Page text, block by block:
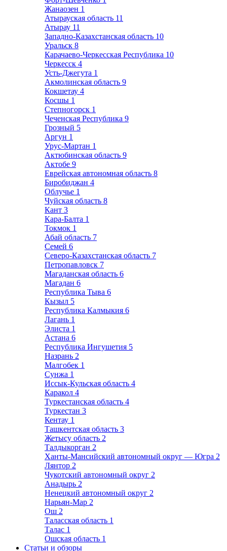
Жанаозен 1
Атырауская область 11
Атырау 11
Западно-Казахстанская область 10
Уральск 8
Карачаево-Черкесская Республика 10
Черкесск 4
Усть-Джегута 1
Акмолинская область 9
Кокшетау 4
Косшы 1
Степногорск 1
Чеченская Республика 9
Грозный 5
Аргун 1
Урус-Мартан 1
Актюбинская область 9
Актобе 9
Еврейская автономная область 8
Биробиджан 4
Облучье 1
Чуйская область 8
Кант 3
Кара-Балта 1
Токмок 1
Абай область 7
Семей 6
Северо-Казахстанская область 7
Петропавловск 7
Магаданская область 6
Магадан 6
Республика Тыва 6
Кызыл 5
Республика Калмыкия 6
Лагань 1
Элиста 1
Астана 6
Республика Ингушетия 5
Назрань 2
Малгобек 1
Сунжа 1
Иссык-Кульская область 4
Каракол 4
Туркестанская область 4
Туркестан 3
Кентау 1
Ташкентская область 3
Жетысу область 2
Талдыкорган 2
Ханты-Мансийский автономный округ — Югра 2
Лянтор 2
Чукотский автономный округ 2
Анадырь 2
Ненецкий автономный округ 2
Нарьян-Мар 2
Ош 2
Таласская область 1
Талас 1
Ошская область 1
Статьи и обзоры